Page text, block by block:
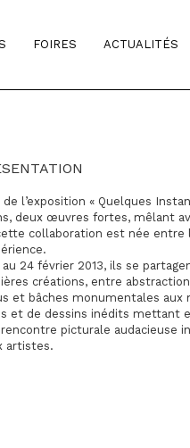
FOIRES ACTUALITÉS
de l’exposition « Quelques
deux œuvres fortes, mêlant
collaboration est née entre
au 24 février 2013, ils se
créations, entre
et bâches monumentales aux
et de dessins inédits mettant
rencontre picturale audacieuse
artistes.